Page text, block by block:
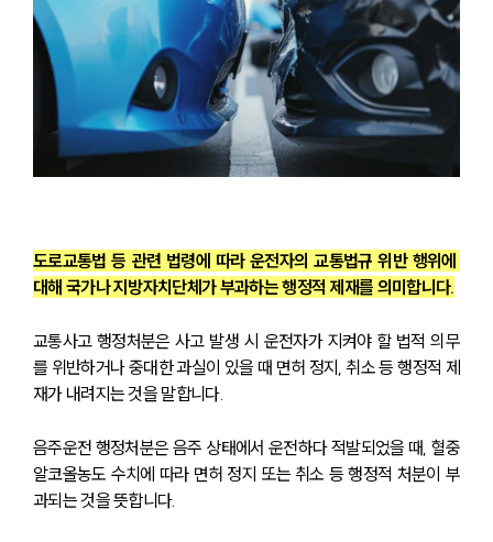
도로교통법 등 관련 법령에 따라 운전자의 교통법규 위반 행위에
대해 국가나 지방자치단체가 부과하는 행정적 제재를 의미합니다.
교통사고 행정처분은 사고 발생 시 운전자가 지켜야 할 법적 의무
를 위반하거나 중대한 과실이 있을 때 면허 정지, 취소 등 행정적 제
재가 내려지는 것을 말합니다.
음주운전 행정처분은 음주 상태에서 운전하다 적발되었을 때, 혈중
알코올농도 수치에 따라 면허 정지 또는 취소 등 행정적 처분이 부
과되는 것을 뜻합니다.